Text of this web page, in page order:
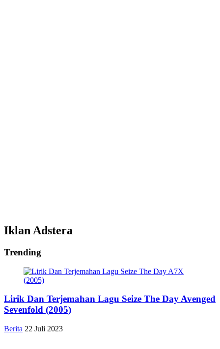
Iklan Adstera
Trending
Lirik Dan Terjemahan Lagu Seize The Day Avenged
Sevenfold (2005)
Berita 22 Juli 2023